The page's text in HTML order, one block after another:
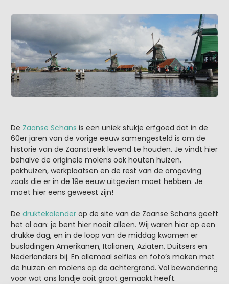
De Zaanse Schans is een uniek stukje erfgoed dat in de
60er jaren van de vorige eeuw samengesteld is om de
historie van de Zaanstreek levend te houden. Je vindt hier
behalve de originele molens ook houten huizen,
pakhuizen, werkplaatsen en de rest van de omgeving
zoals die er in de 19e eeuw uitgezien moet hebben. Je
moet hier eens geweest zijn!
De druktekalender op de site van de Zaanse Schans geeft
het al aan: je bent hier nooit alleen. Wij waren hier op een
drukke dag, en in de loop van de middag kwamen er
busladingen Amerikanen, Italianen, Aziaten, Duitsers en
Nederlanders bij. En allemaal selfies en foto’s maken met
de huizen en molens op de achtergrond. Vol bewondering
voor wat ons landje ooit groot gemaakt heeft.